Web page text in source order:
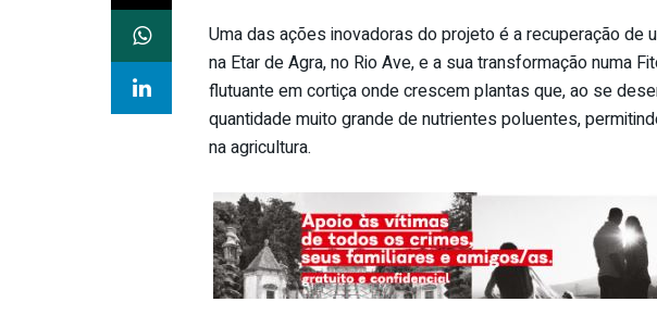
Uma das ações inovadoras do projeto é a recuperação de
na Etar de Agra, no Rio Ave, e a sua transformação numa
flutuante em cortiça onde crescem plantas que, ao se
quantidade muito grande de nutrientes poluentes,
na agricultura.